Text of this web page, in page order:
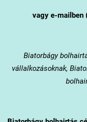
vagy e-mailben
Biatorbágy
vállalkozásoknak,